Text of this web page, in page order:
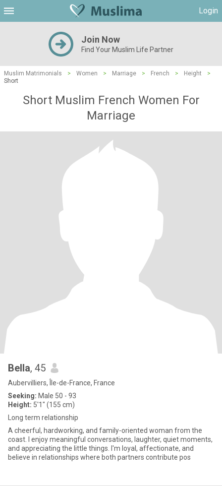
Login
Join Now
Find Your Muslim Life Partner
Muslim Matrimonials > Women > Marriage > French > Height
>
Short
Short Muslim French Women For
Marriage
Bella, 45
Aubervilliers, Île-de-France, France
Seeking: Male 50 - 93
Height: 5'1" (155 cm)
Long term relationship
A cheerful, hardworking, and family-oriented woman from the
coast. I enjoy meaningful conversations, laughter, quiet moments,
and appreciating the little things. I'm loyal, affectionate, and
believe in relationships where both partners contribute pos